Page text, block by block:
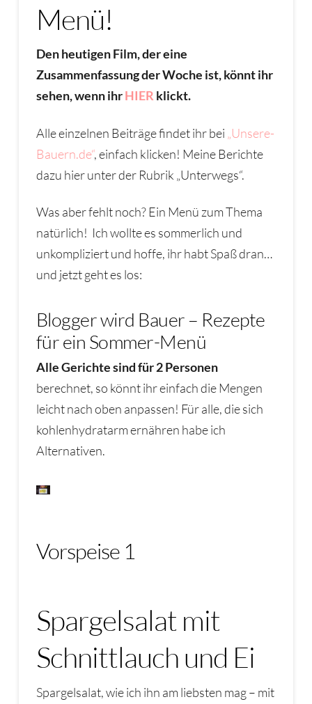
Menü!
Den heutigen Film, der eine
Zusammenfassung der Woche ist, könnt ihr
sehen, wenn ihrHIER klickt.
Alle einzelnen Beiträge findet ihr bei „Unsere-
Bauern.de“, einfach klicken! Meine Berichte
dazu hier unter der Rubrik „Unterwegs“.
Was aber fehlt noch? Ein Menü zum Thema
natürlich! Ich wollte es sommerlich und
unkompliziert und hoffe, ihr habt Spaß dran…
und jetzt geht es los:
Blogger wird Bauer – Rezepte
für ein Sommer-Menü
Alle Gerichte sind für 2 Personen
berechnet, so könnt ihr einfach die Mengen
leicht nach oben anpassen! Für alle, die sich
kohlenhydratarm ernähren habe ich
Alternativen.
Vorspeise 1
Spargelsalat mit
Schnittlauch und Ei
Spargelsalat, wie ich ihn am liebsten mag – mit